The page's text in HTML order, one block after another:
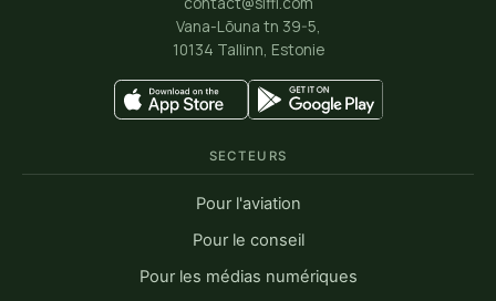
Vana-Lõuna tn 39-5,
10134 Tallinn, Estonie
SECTEURS
Pour l'aviation
Pour le conseil
Pour les médias numériques